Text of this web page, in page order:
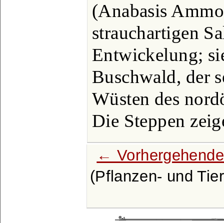
(Anabasis
strauchartigen
Entwickelung;
Buschwald, der
Wüsten des
Die Steppen
←
(Pflanzen- und